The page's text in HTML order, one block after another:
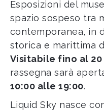
Esposizioni del
spazio sospeso tra
contemporanea, in
storica e marittima
Visitabile fino al 20
rassegna sarà
10:00 alle 19:00.
Liquid Sky nasce